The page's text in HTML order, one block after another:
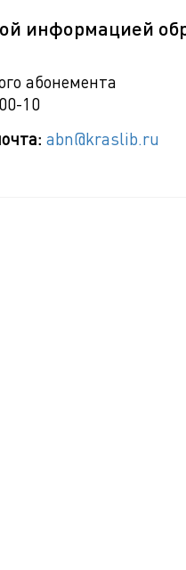
информацией
абонемента
10
abn@kraslib.ru